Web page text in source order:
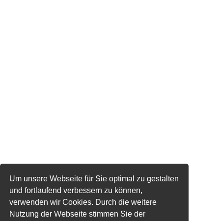
Um unsere Webseite für Sie optimal zu gestalten
und fortlaufend verbessern zu können,
verwenden wir Cookies. Durch die weitere
Nutzung der Webseite stimmen Sie der